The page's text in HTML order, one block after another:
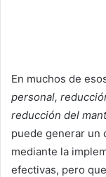
En muchos de
personal,
reducción del
puede generar un
mediante la
efectivas, pero